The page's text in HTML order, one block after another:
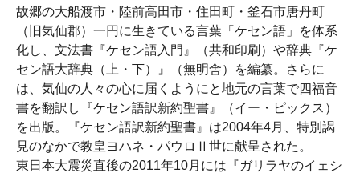
故郷の大船渡市・陸前高田市・住田町・釜石市唐丹町
（旧気仙郡）一円に生きている言葉「ケセン語」を体系
化し、文法書『ケセン語入門』（共和印刷）や辞典『ケ
セン語大辞典（上・下）』（無明舎）を編纂。さらに
は、気仙の人々の心に届くようにと地元の言葉で四福音
書を翻訳し『ケセン語訳新約聖書』（イー・ピックス）
を出版。『ケセン語訳新約聖書』は2004年4月、特別謁
見のなかで教皇ヨハネ・パウロⅡ世に献呈された。
東日本大震災直後の2011年10月には『ガリラヤのイェシ